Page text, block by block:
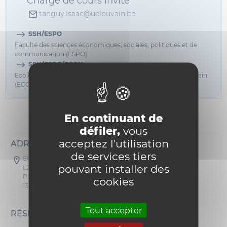
En continuant de
défiler, vous
acceptez l'utilisation
de services tiers
pouvant installer des
cookies
Tout accepter
tanguy.isaac@uclouvain.be
SSH/ESPO
Faculté des sciences économiques, sociales, politiques et de
communication (ESPO)
SSH/ESPO/ECON
Ecole des Sciences économiques/Economics School of Louvain
(ECON)
Informations
ADRESSE POSTALE
ECON - Collège Léon Dupriez
L2.06.01
Place Montesquieu 3
1348 Louvain-la-Neuve
RÉSEAUX SOCIAUX